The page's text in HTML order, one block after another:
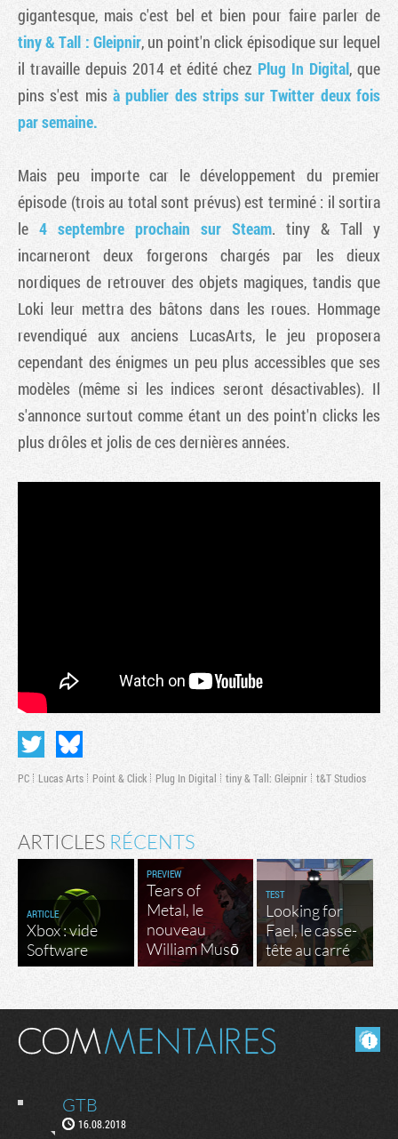
gigantesque, mais c'est bel et bien pour faire parler de
tiny & Tall : Gleipnir, un point'n click épisodique sur lequel
il travaille depuis 2014 et édité chez Plug In Digital, que
pins s'est mis à publier des strips sur Twitter deux fois
par semaine.
Mais peu importe car le développement du premier
épisode (trois au total sont prévus) est terminé : il sortira
le 4 septembre prochain sur Steam. tiny & Tall y
incarneront deux forgerons chargés par les dieux
nordiques de retrouver des objets magiques, tandis que
Loki leur mettra des bâtons dans les roues. Hommage
revendiqué aux anciens LucasArts, le jeu proposera
cependant des énigmes un peu plus accessibles que ses
modèles (même si les indices seront désactivables). Il
s'annonce surtout comme étant un des point'n clicks les
plus drôles et jolis de ces dernières années.
PC Lucas Arts Point & Click Plug In Digital tiny & Tall: Gleipnir t&T Studios
ARTICLES RÉCENTS
ARTICLE
Xbox : vide
Software
PREVIEW
Tears of
Metal, le
nouveau
William Musō
TEST
Looking for
Fael, le casse-
tête au carré
Masquer les commentaires lus.
GTB
16.08.2018